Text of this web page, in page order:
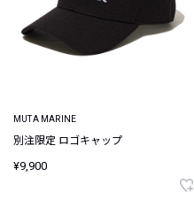
MUTA MARINE
別注限定 ロゴキャップ
¥9,900